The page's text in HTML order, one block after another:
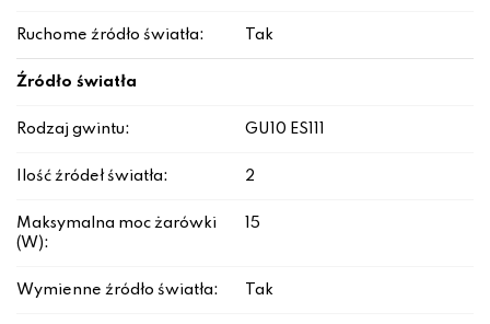
Ruchome źródło światła: Tak
Źródło światła
Rodzaj gwintu: GU10 ES111
Ilość źródeł światła: 2
Maksymalna moc żarówki
(W):
15
Wymienne źródło światła: Tak